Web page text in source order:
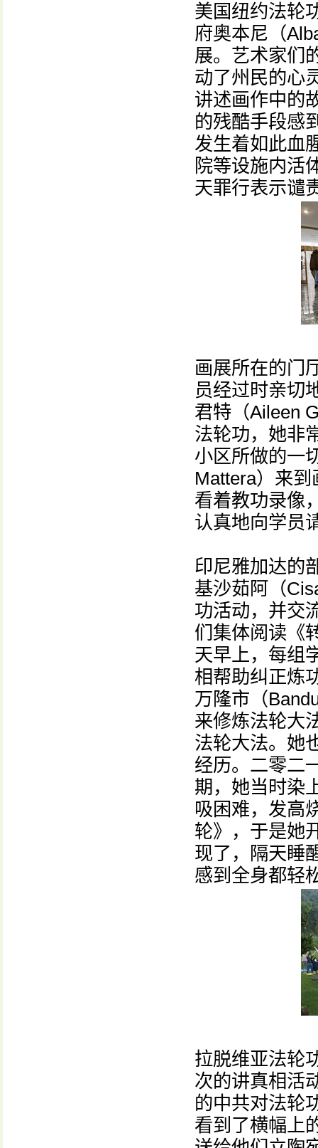
美国纽约法轮
府奥本尼（
展。艺术家们
动了州民的心
讲述画作中的
的残酷手段感
发生着如此血
院等设施内活
天罪行表示谴
画展所在的门
员经过时亲切
君特（Aileen
法轮功，她非
小区所做的一
Mattera）来
看着教功录像
认真地向学员
印尼雅加达的
基沙茹阿（
功活动，并交
们集体阅读《
天早上，每组
相帮助纠正炼
万隆市（
来修炼法轮大
法轮大法。她
经历。二零二
期，她当时染
吸困难，发高
轮》，于是她
现了，隔天睡
感到全身都轻
拉脱维亚法轮
次的讲真相活
的中共对法轮
看到了横幅上